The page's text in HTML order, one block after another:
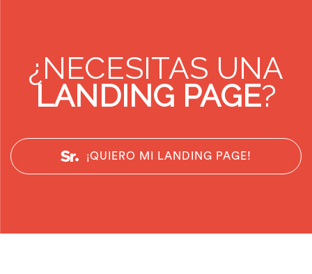
¿NECESITAS UNA
LANDING PAGE?
¡QUIERO MI LANDING PAGE!